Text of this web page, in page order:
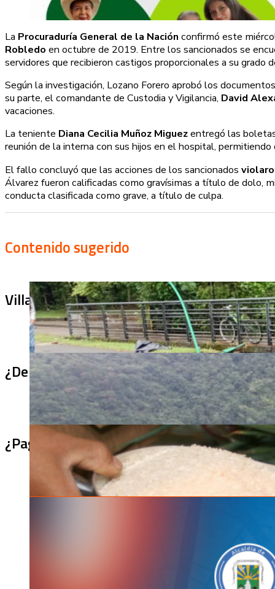
La Procuraduría General de la Nación confirmó este
Robledo en octubre de 2019. Entre los sancionados se
servidores que recibieron castigos proporcionales a su grado
Según la investigación, Lozano Forero aprobó los
su parte, el comandante de Custodia y Vigilancia, David
vacaciones.
La teniente Diana Cecilia Muñoz Miguezentregó las
reunión de la interna con sus hijos en el hospital,
El fallo concluyó que las acciones de los sancionados
Álvarez fueron calificadas como gravísimas a título de dolo,
conducta clasificada como grave, a título de culpa.
Contenido sugerido
Villa Julia no puede tapar el problema:
¿De qué sirve un puente terminado si no
¿Pagaron menos de lo permitido por el